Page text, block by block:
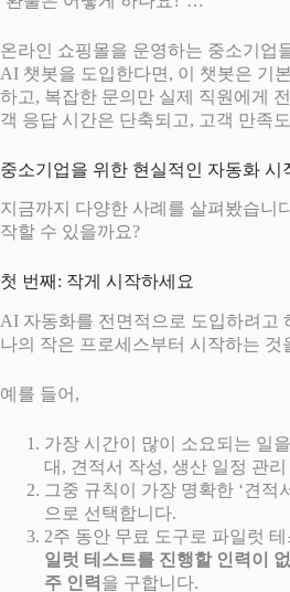
온라인 쇼핑몰을 운영하는 중소기업
AI 챗봇을 도입한다면, 이 챗봇은 기
하고, 복잡한 문의만 실제 직원에게
객 응답 시간은 단축되고, 고객 만족
중소기업을 위한 현실적인 자동화 시
지금까지 다양한 사례를 살펴봤습니
작할 수 있을까요?
첫 번째: 작게 시작하세요
AI 자동화를 전면적으로 도입하려고
나의 작은 프로세스부터 시작하는 것
예를 들어,
가장 시간이 많이 소요되는 일
대, 견적서 작성, 생산 일정 관리
그중 규칙이 가장 명확한 ‘견적
으로 선택합니다.
2주 동안 무료 도구로 파일럿
일럿 테스트를 진행할 인력이
주 인력 을 구합니다.